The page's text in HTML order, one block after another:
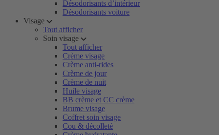
Désodorisants d’intérieur
Désodorisants voiture
Visage
Tout afficher
Soin visage
Tout afficher
Crème visage
Crème anti-rides
Crème de jour
Crème de nuit
Huile visage
BB crème et CC crème
Brume visage
Coffret soin visage
Cou & décolleté